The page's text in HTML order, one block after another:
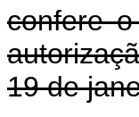
confere
19 de